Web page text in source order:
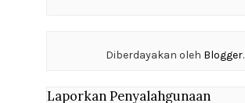
Diberdayakan oleh Blogger.
Laporkan Penyalahgunaan